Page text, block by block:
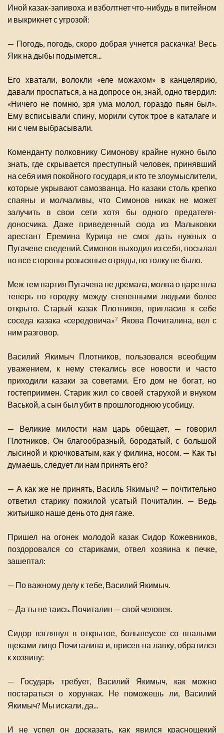
Иной казак-запивоха и взболтнет что-нибудь в питейном
и выкрикнет с угрозой:
— Погодь, погодь, скоро добрая учнется раскачка! Весь
Яик на дыбы подымется...
Его хватали, волокли «еле можахом» в канцелярию,
давали проспаться, а на допросе он, знай, одно твердил:
«Ничего не помню, зря ума молол, гораздо пьян был».
Ему всписывали спину, морили суток трое в каталаге и
ни с чем выбрасывали.
Коменданту полковнику Симонову крайне нужно было
знать, где скрывается преступный человек, принявший
на себя имя покойного государя, и кто те злоумыслители,
которые укрывают самозванца. Но казаки столь крепко
спаяны и молчаливы, что Симонов никак не может
залучить в свои сети хотя бы одного предателя-
доносчика. Даже приведенный сюда из Малыковки
арестант Еремина Курица не смог дать нужных о
Пугачеве сведений. Симонов выходил из себя, посылал
во все стороны розыскные отряды, но толку не было.
Меж тем партия Пугачева не дремала, молва о царе шла
теперь по городку между степенными людьми более
открыто. Старый казак Плотников, пригласив к себе
соседа казака «середовича»2
Якова Почиталина, вел с
ним разговор.
Василий Якимыч Плотников, пользовался всеобщим
уважением, к нему стекались все новости и часто
приходили казаки за советами. Его дом не богат, но
гостеприимен. Старик жил со своей старухой и внуком
Васькой, а сын был убит в прошлогоднюю усобицу.
— Великие милости нам царь обещает, — говорил
Плотников. Он благообразный, бородатый, с большой
лысиной и крючковатым, как у филина, носом. — Как ты
думаешь, следует ли нам принять его?
— А как же не принять, Василь Якимыч? — почтительно
ответил старику пожилой усатый Почиталин. — Ведь
житьишко наше день ото дня гаже.
Пришел на огонек молодой казак Сидор Кожевников,
поздоровался со стариками, отвел хозяина к печке,
зашептал:
— По важному делу к тебе, Василий Якимыч.
— Да ты не таись. Почиталин — свой человек.
Сидор взглянул в открытое, большеусое со впалыми
щеками лицо Почиталина и, присев на лавку, обратился
к хозяину:
— Государь требует, Василий Якимыч, как можно
постараться о хорунках. Не поможешь ли, Василий
Якимыч? Мы искали, да...
И не успел он досказать, как явился краснощекий